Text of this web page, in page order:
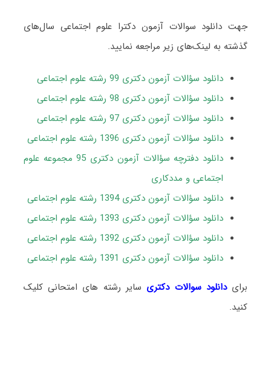
جهت دانلود سوالات آزمون دکترا علوم اجتماعی سال‌های
گذشته به لینک‌های زیر مراجعه نمایید.
دانلود سؤالات آزمون دکتری 99 رشته علوم اجتماعی
دانلود سؤالات آزمون دکتری 98 رشته علوم اجتماعی
دانلود سؤالات آزمون دکتری 97 رشته علوم اجتماعی
دانلود سؤالات آزمون دکتری 1396 رشته علوم اجتماعی
دانلود دفترچه سؤالات آزمون دکتری 95 مجموعه علوم
اجتماعی و مددکاری
دانلود سؤالات آزمون دکتری 1394 رشته علوم اجتماعی
دانلود سؤالات آزمون دکتری 1393 رشته علوم اجتماعی
دانلود سؤالات آزمون دکتری 1392 رشته علوم اجتماعی
دانلود سؤالات آزمون دکتری 1391 رشته علوم اجتماعی
برایدانلود سوالات دکتری سایر رشته های امتحانی کلیک
کنید.